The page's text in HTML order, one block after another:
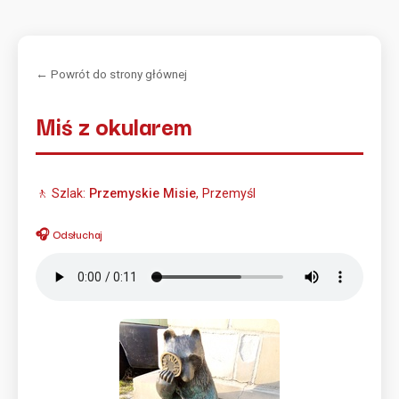
← Powrót do strony głównej
Miś z okularem
🚶 Szlak: Przemyskie Misie, Przemyśl
🎧 Odsłuchaj